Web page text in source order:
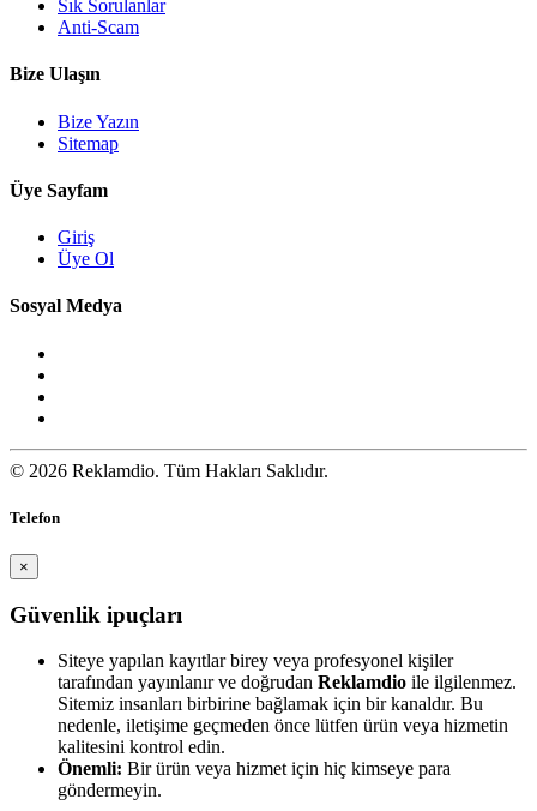
Sık Sorulanlar
Anti-Scam
Bize Ulaşın
Bize Yazın
Sitemap
Üye Sayfam
Giriş
Üye Ol
Sosyal Medya
© 2026 Reklamdio. Tüm Hakları Saklıdır.
Telefon
×
Güvenlik ipuçları
Siteye yapılan kayıtlar birey veya profesyonel kişiler
tarafından yayınlanır ve doğrudan Reklamdio ile ilgilenmez.
Sitemiz insanları birbirine bağlamak için bir kanaldır. Bu
nedenle, iletişime geçmeden önce lütfen ürün veya hizmetin
kalitesini kontrol edin.
Önemli: Bir ürün veya hizmet için hiç kimseye para
göndermeyin.